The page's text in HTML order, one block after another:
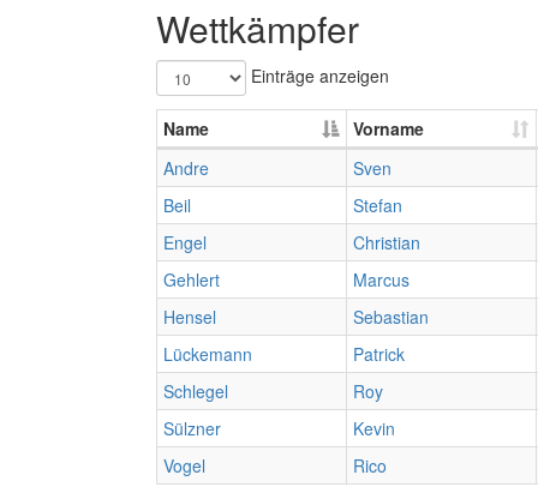
Wettkämpfer
Einträge anzeigen
Name
Vorname
Andre
Sven
Beil
Stefan
Engel
Christian
Gehlert
Marcus
Hensel
Sebastian
Lückemann
Patrick
Schlegel
Roy
Sülzner
Kevin
Vogel
Rico